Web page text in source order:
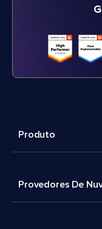
Produto
Provedores De